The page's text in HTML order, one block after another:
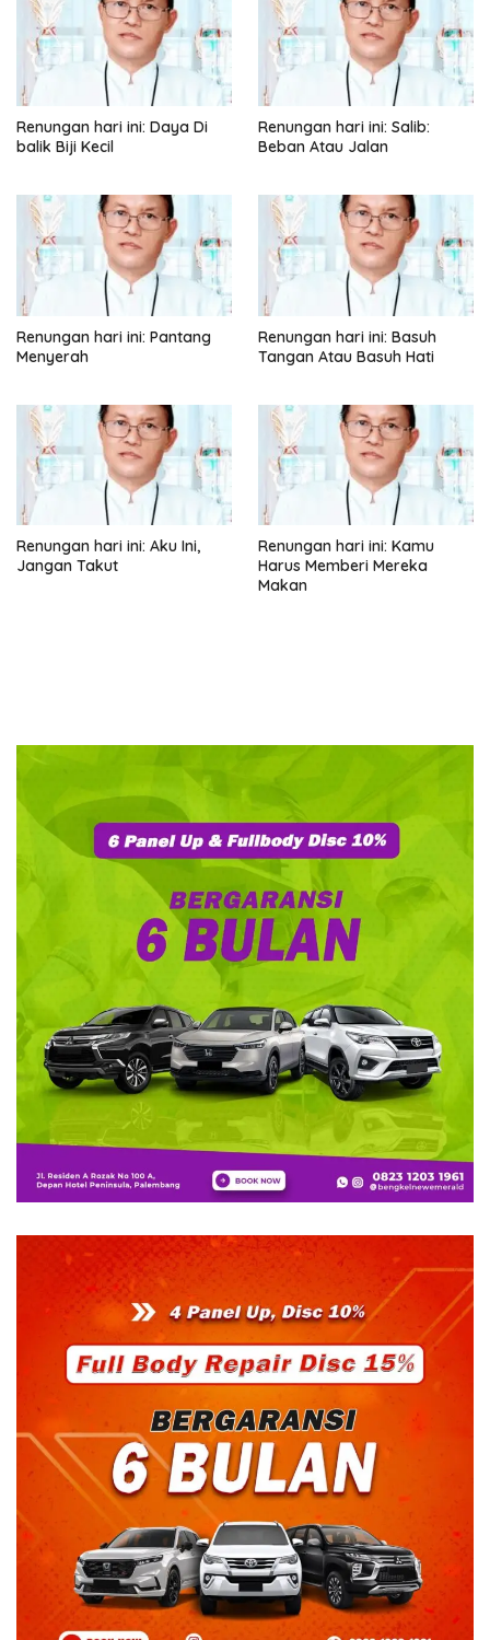
Renungan hari ini: Daya Di
balik Biji Kecil
Renungan hari ini: Salib:
Beban Atau Jalan
Renungan hari ini: Pantang
Menyerah
Renungan hari ini: Basuh
Tangan Atau Basuh Hati
Renungan hari ini: Aku Ini,
Jangan Takut
Renungan hari ini: Kamu
Harus Memberi Mereka
Makan